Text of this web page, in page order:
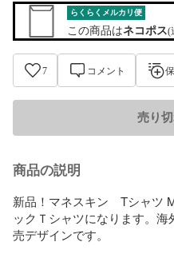
らくらくメルカリ便
この商品はネコポス(
7 コメント
売り
商品の説明
新品！マネスキン　Tシャツ
ックＴシャツになります。
売デザインです。